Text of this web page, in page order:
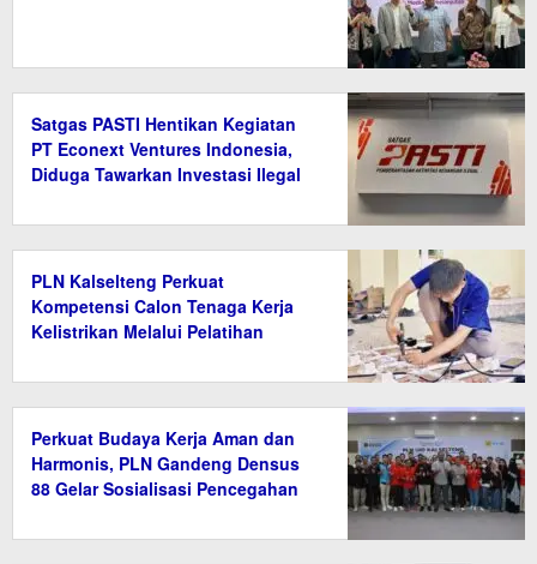
Satgas PASTI Hentikan Kegiatan
PT Econext Ventures Indonesia,
Diduga Tawarkan Investasi Ilegal
PLN Kalselteng Perkuat
Kompetensi Calon Tenaga Kerja
Kelistrikan Melalui Pelatihan
Perkuat Budaya Kerja Aman dan
Harmonis, PLN Gandeng Densus
88 Gelar Sosialisasi Pencegahan